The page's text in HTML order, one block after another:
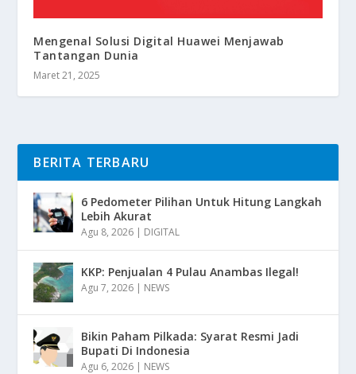
Mengenal Solusi Digital Huawei Menjawab
Tantangan Dunia
Maret 21, 2025
BERITA TERBARU
6 Pedometer Pilihan Untuk Hitung Langkah
Lebih Akurat
Agu 8, 2026 | DIGITAL
KKP: Penjualan 4 Pulau Anambas Ilegal!
Agu 7, 2026 | NEWS
Bikin Paham Pilkada: Syarat Resmi Jadi
Bupati Di Indonesia
Agu 6, 2026 | NEWS